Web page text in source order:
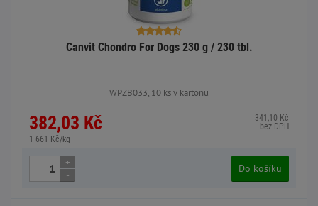
Canvit Chondro For Dogs 230 g / 230 tbl.
WPZB033, 10 ks v kartonu
382,03 Kč
1 661 Kč/kg
341,10 Kč
bez DPH
+
-
Do košíku